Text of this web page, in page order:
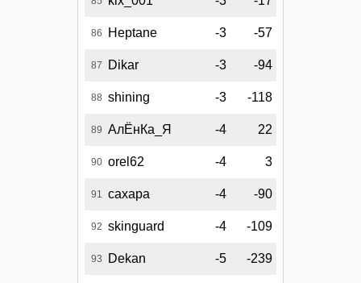
86 Heptane -3 -57
87 Dikar -3 -94
88 shining -3 -118
89 АлЁнКа_Я -4 22
90 orel62 -4 3
91 сахара -4 -90
92 skinguard -4 -109
93 Dekan -5 -239